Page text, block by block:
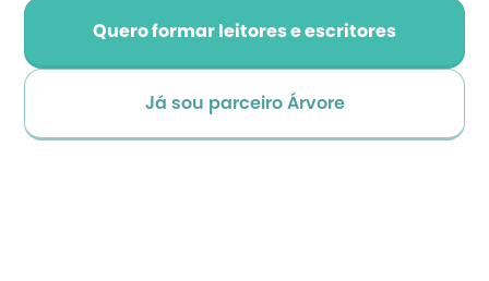
Quero formar leitores e escritores
Já sou parceiro Árvore